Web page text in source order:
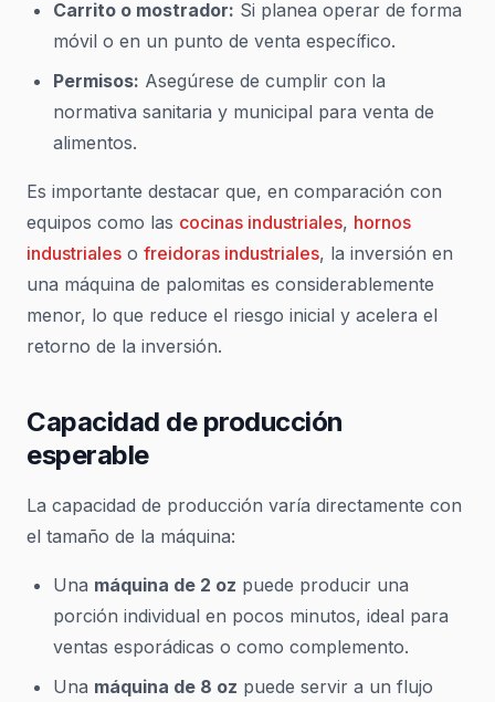
Carrito o mostrador: Si planea operar de forma
móvil o en un punto de venta específico.
Permisos: Asegúrese de cumplir con la
normativa sanitaria y municipal para venta de
alimentos.
Es importante destacar que, en comparación con
equipos como las cocinas industriales, hornos
industriales o freidoras industriales, la inversión en
una máquina de palomitas es considerablemente
menor, lo que reduce el riesgo inicial y acelera el
retorno de la inversión.
Capacidad de producción
esperable
La capacidad de producción varía directamente con
el tamaño de la máquina:
Una máquina de 2 oz puede producir una
porción individual en pocos minutos, ideal para
ventas esporádicas o como complemento.
Una máquina de 8 oz puede servir a un flujo